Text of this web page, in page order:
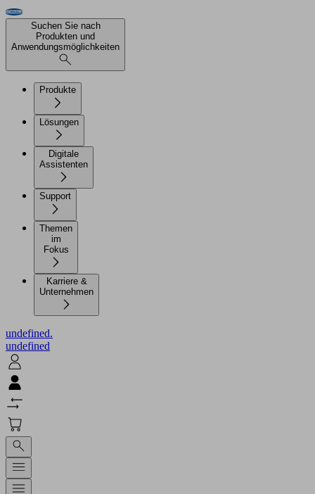
Suchen Sie nach
Produkten und
Anwendungsmöglichkeiten
Produkte
Lösungen
Digitale
Assistenten
Support
Themen
im
Karriere &
Unternehmen
undefined.
undefined